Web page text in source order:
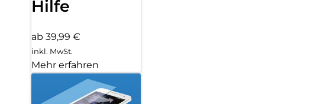
Hilfe
ab 39,99 €
inkl. MwSt.
Mehr erfahren